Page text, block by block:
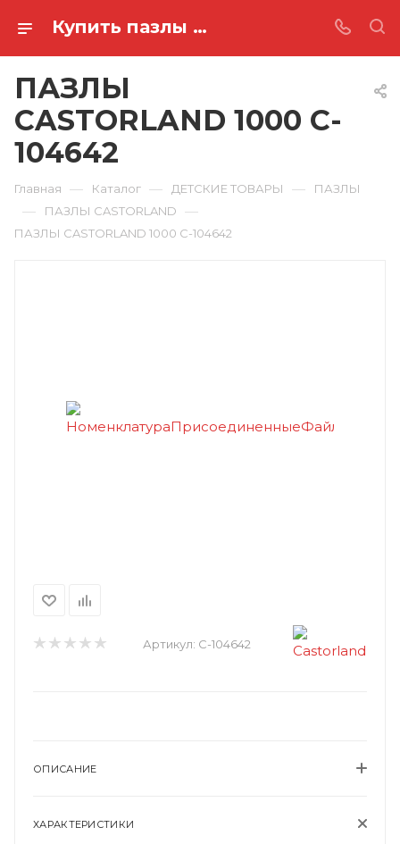
Купить пазлы castorland 1000 C-104642 в Ростове-на-Дону
ПАЗЛЫ
CASTORLAND 1000 C-
104642
Главная — Каталог — ДЕТСКИЕ ТОВАРЫ — ПАЗЛЫ
— ПАЗЛЫ CASTORLAND —
ПАЗЛЫ CASTORLAND 1000 C-104642
Артикул: C-104642
ОПИСАНИЕ
ХАРАКТЕРИСТИКИ